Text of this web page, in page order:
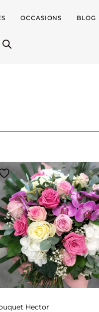
OCCASIONS BLOG
Hector